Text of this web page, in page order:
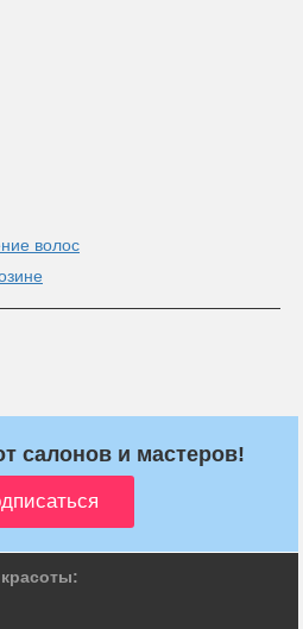
волос
салонов и мастеров!